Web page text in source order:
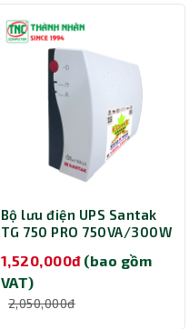
Bộ lưu điện UPS Santak
TG 750 PRO 750VA/300W
1,520,000đ (bao gồm
VAT)
2,050,000đ